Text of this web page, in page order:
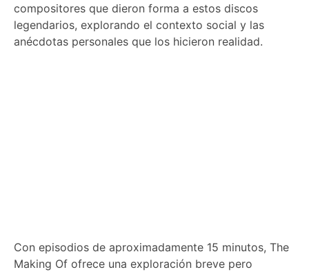
compositores que dieron forma a estos discos
legendarios, explorando el contexto social y las
anécdotas personales que los hicieron realidad.
Con episodios de aproximadamente 15 minutos, The
Making Of ofrece una exploración breve pero